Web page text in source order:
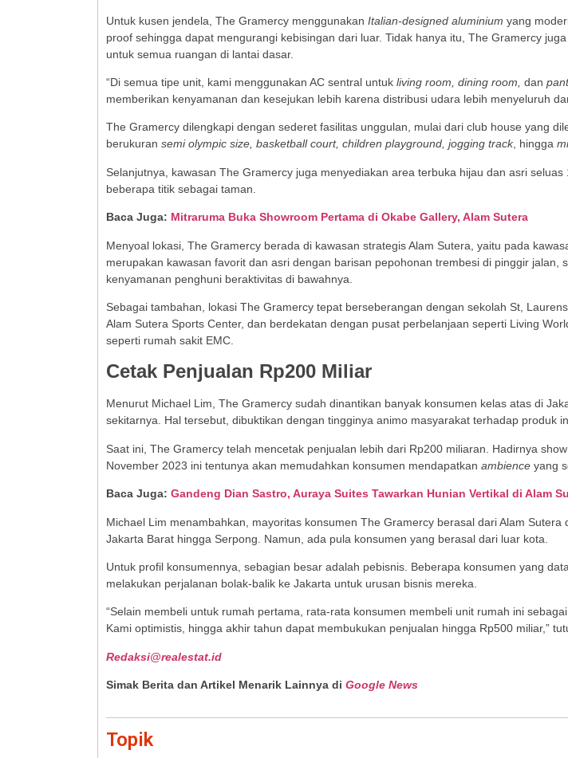
Untuk kusen jendela, The Gramercy menggunakan Italian-designed aluminium yang
proof sehingga dapat mengurangi kebisingan dari luar. Tidak hanya itu, The Gramercy
untuk semua ruangan di lantai dasar.
“Di semua tipe unit, kami menggunakan AC sentral untuk living room, dining room, dan
memberikan kenyamanan dan kesejukan lebih karena distribusi udara lebih menyeluruh
The Gramercy dilengkapi dengan sederet fasilitas unggulan, mulai dari club house yang
berukuran semi olympic size, basketball court, children playground, jogging track, hingga
Selanjutnya, kawasan The Gramercy juga menyediakan area terbuka hijau dan asri
beberapa titik sebagai taman.
Baca Juga: Mitraruma Buka Showroom Pertama di Okabe Gallery, Alam Sutera
Menyoal lokasi, The Gramercy berada di kawasan strategis Alam Sutera, yaitu pada
merupakan kawasan favorit dan asri dengan barisan pepohonan trembesi di pinggir jalan,
kenyamanan penghuni beraktivitas di bawahnya.
Sebagai tambahan, lokasi The Gramercy tepat berseberangan dengan sekolah St,
Alam Sutera Sports Center, dan berdekatan dengan pusat perbelanjaan seperti Living
seperti rumah sakit EMC.
Cetak Penjualan Rp200 Miliar
Menurut Michael Lim, The Gramercy sudah dinantikan banyak konsumen kelas atas di
sekitarnya. Hal tersebut, dibuktikan dengan tingginya animo masyarakat terhadap produk
Saat ini, The Gramercy telah mencetak penjualan lebih dari Rp200 miliaran. Hadirnya
November 2023 ini tentunya akan memudahkan konsumen mendapatkan ambience yang
Baca Juga: Gandeng Dian Sastro, Auraya Suites Tawarkan Hunian Vertikal di Alam
Michael Lim menambahkan, mayoritas konsumen The Gramercy berasal dari Alam Sutera
Jakarta Barat hingga Serpong. Namun, ada pula konsumen yang berasal dari luar kota.
Untuk profil konsumennya, sebagian besar adalah pebisnis. Beberapa konsumen yang
melakukan perjalanan bolak-balik ke Jakarta untuk urusan bisnis mereka.
“Selain membeli untuk rumah pertama, rata-rata konsumen membeli unit rumah ini
Kami optimistis, hingga akhir tahun dapat membukukan penjualan hingga Rp500 miliar,”
Redaksi@realestat.id
Simak Berita dan Artikel Menarik Lainnya di Google News
Topik